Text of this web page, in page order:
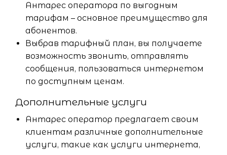
Антарес оператора по выгодным
тарифам – основное преимущество для
абонентов.
Выбрав тарифный план, вы получаете
возможность звонить, отправлять
сообщения, пользоваться интернетом
по доступным ценам.
Дополнительные услуги
Антарес оператор предлагает своим
клиентам различные дополнительные
услуги, такие как услуги интернета,